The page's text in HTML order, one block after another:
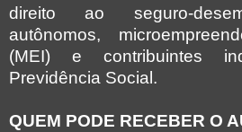
direito ao seguro-
autônomos,
(MEI) e contribuintes
Previdência Social.
QUEM PODE RECEBER O